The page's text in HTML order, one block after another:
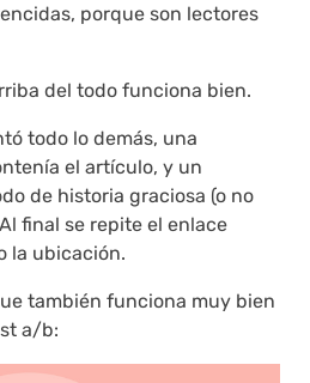
porque son lectores
del todo funciona bien.
todo lo demás, una
el artículo, y un
de historia graciosa (o no
final se repite el enlace
la ubicación.
también funciona muy bien
a/b: